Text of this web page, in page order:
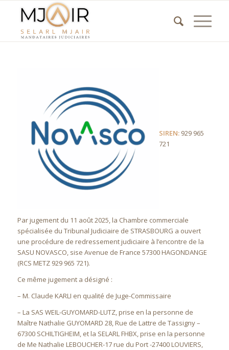
SIREN: 929 965
721
Par jugement du 11 août 2025, la Chambre commerciale
spécialisée du Tribunal Judiciaire de STRASBOURG a ouvert
une procédure de redressement judiciaire à l’encontre de la
SASU NOVASCO, sise Avenue de France 57300 HAGONDANGE
(RCS METZ 929 965 721).
Ce même jugement a désigné :
– M. Claude KARLI en qualité de Juge-Commissaire
– La SAS WEIL-GUYOMARD-LUTZ, prise en la personne de
Maître Nathalie GUYOMARD 28, Rue de Lattre de Tassigny –
67300 SCHILTIGHEIM, et la SELARL FHBX, prise en la personne
de Me Nathalie LEBOUCHER-17 rue du Port -27400 LOUVIERS,